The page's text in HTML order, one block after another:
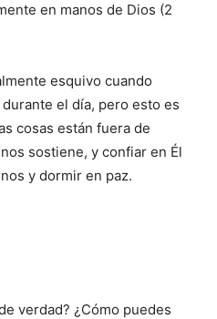
en manos de Dios (2
esquivo cuando
el día, pero esto es
cosas están fuera de
sostiene, y confiar en Él
y dormir en paz.
verdad? ¿Cómo puedes